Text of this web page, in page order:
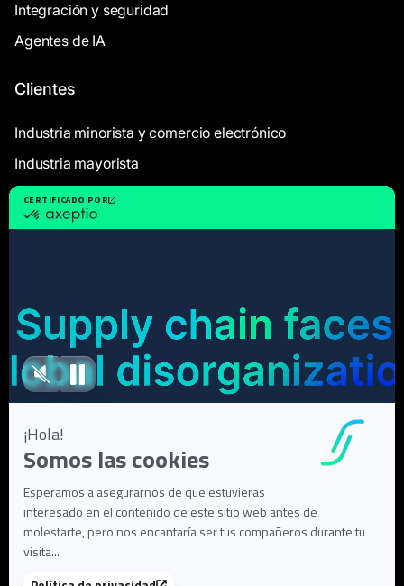
Integración y seguridad
Agentes de IA
Clientes
Industria minorista y comercio electrónico
Industria mayorista
Industria del recambio
Manufactura
Casos de éxito
Informes
Webinars
Artículos de blog
Preguntas Frecuentes
Documentación del usuario
Sobre nosotros
Sobre nosotros